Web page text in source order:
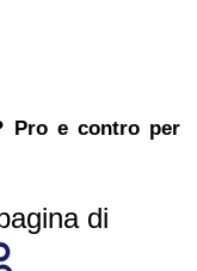
Pro e contro per
di